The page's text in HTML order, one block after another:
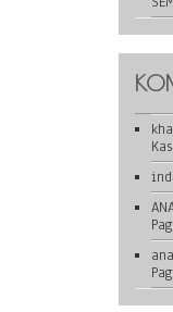
ana